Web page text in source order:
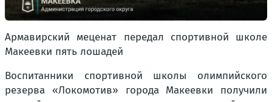
Армавирский меценат передал спортивной школе
Макеевки пять лошадей
Воспитанники спортивной школы олимпийского
резерва «Локомотив» города Макеевки получили